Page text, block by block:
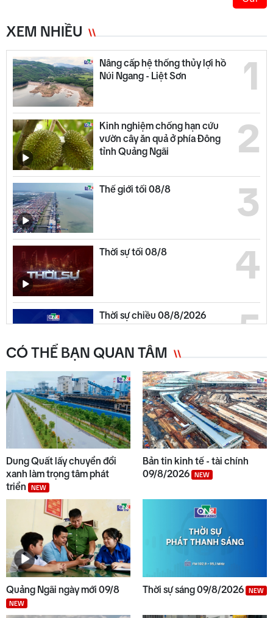
XEM NHIỀU
1
Nâng cấp hệ thống thủy lợi hồ
Núi Ngang - Liệt Sơn
2
Kinh nghiệm chống hạn cứu
vườn cây ăn quả ở phía Đông
tỉnh Quảng Ngãi
3
Thế giới tối 08/8
4
Thời sự tối 08/8
5
Thời sự chiều 08/8/2026
6
Chuyển động duyên hải chiều
08/8
7
An toàn giao thông 08/8/2026
Chủ tịch UBND tỉnh kiểm tra
các dự án tại KKT Dung Quất
9
Thời sự sáng 09/8/2026 NEW
CÓ THỂ BẠN QUAN TÂM
Dung Quất lấy chuyển đổi
xanh làm trọng tâm phát
triển
NEW
Bản tin kinh tế - tài chính
09/8/2026
NEW
Quảng Ngãi ngày mới 09/8
NEW
Thời sự sáng 09/8/2026 NEW